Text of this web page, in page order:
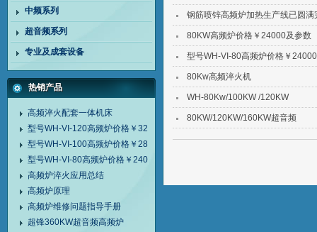
中频系列
超音频系列
专业及成套设备
热销产品
高频淬火配套一体机床
型号WH-VI-120高频炉价格￥32000
型号WH-VI-100高频炉价格￥28000
型号WH-VI-80高频炉价格￥24000
高频炉淬火应用总结
高频炉原理
高频炉维修问题指导手册
超锋360KW超音频高频炉
钢筋喷锌高频炉加热生产线已圆满
80KW高频炉价格￥24000及参数
型号WH-VI-80高频炉价格￥24000
80Kw高频淬火机
WH-80Kw/100KW /120KW
80KW/120KW/160KW超音频